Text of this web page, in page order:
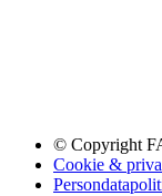
© Copyright
Cookie &